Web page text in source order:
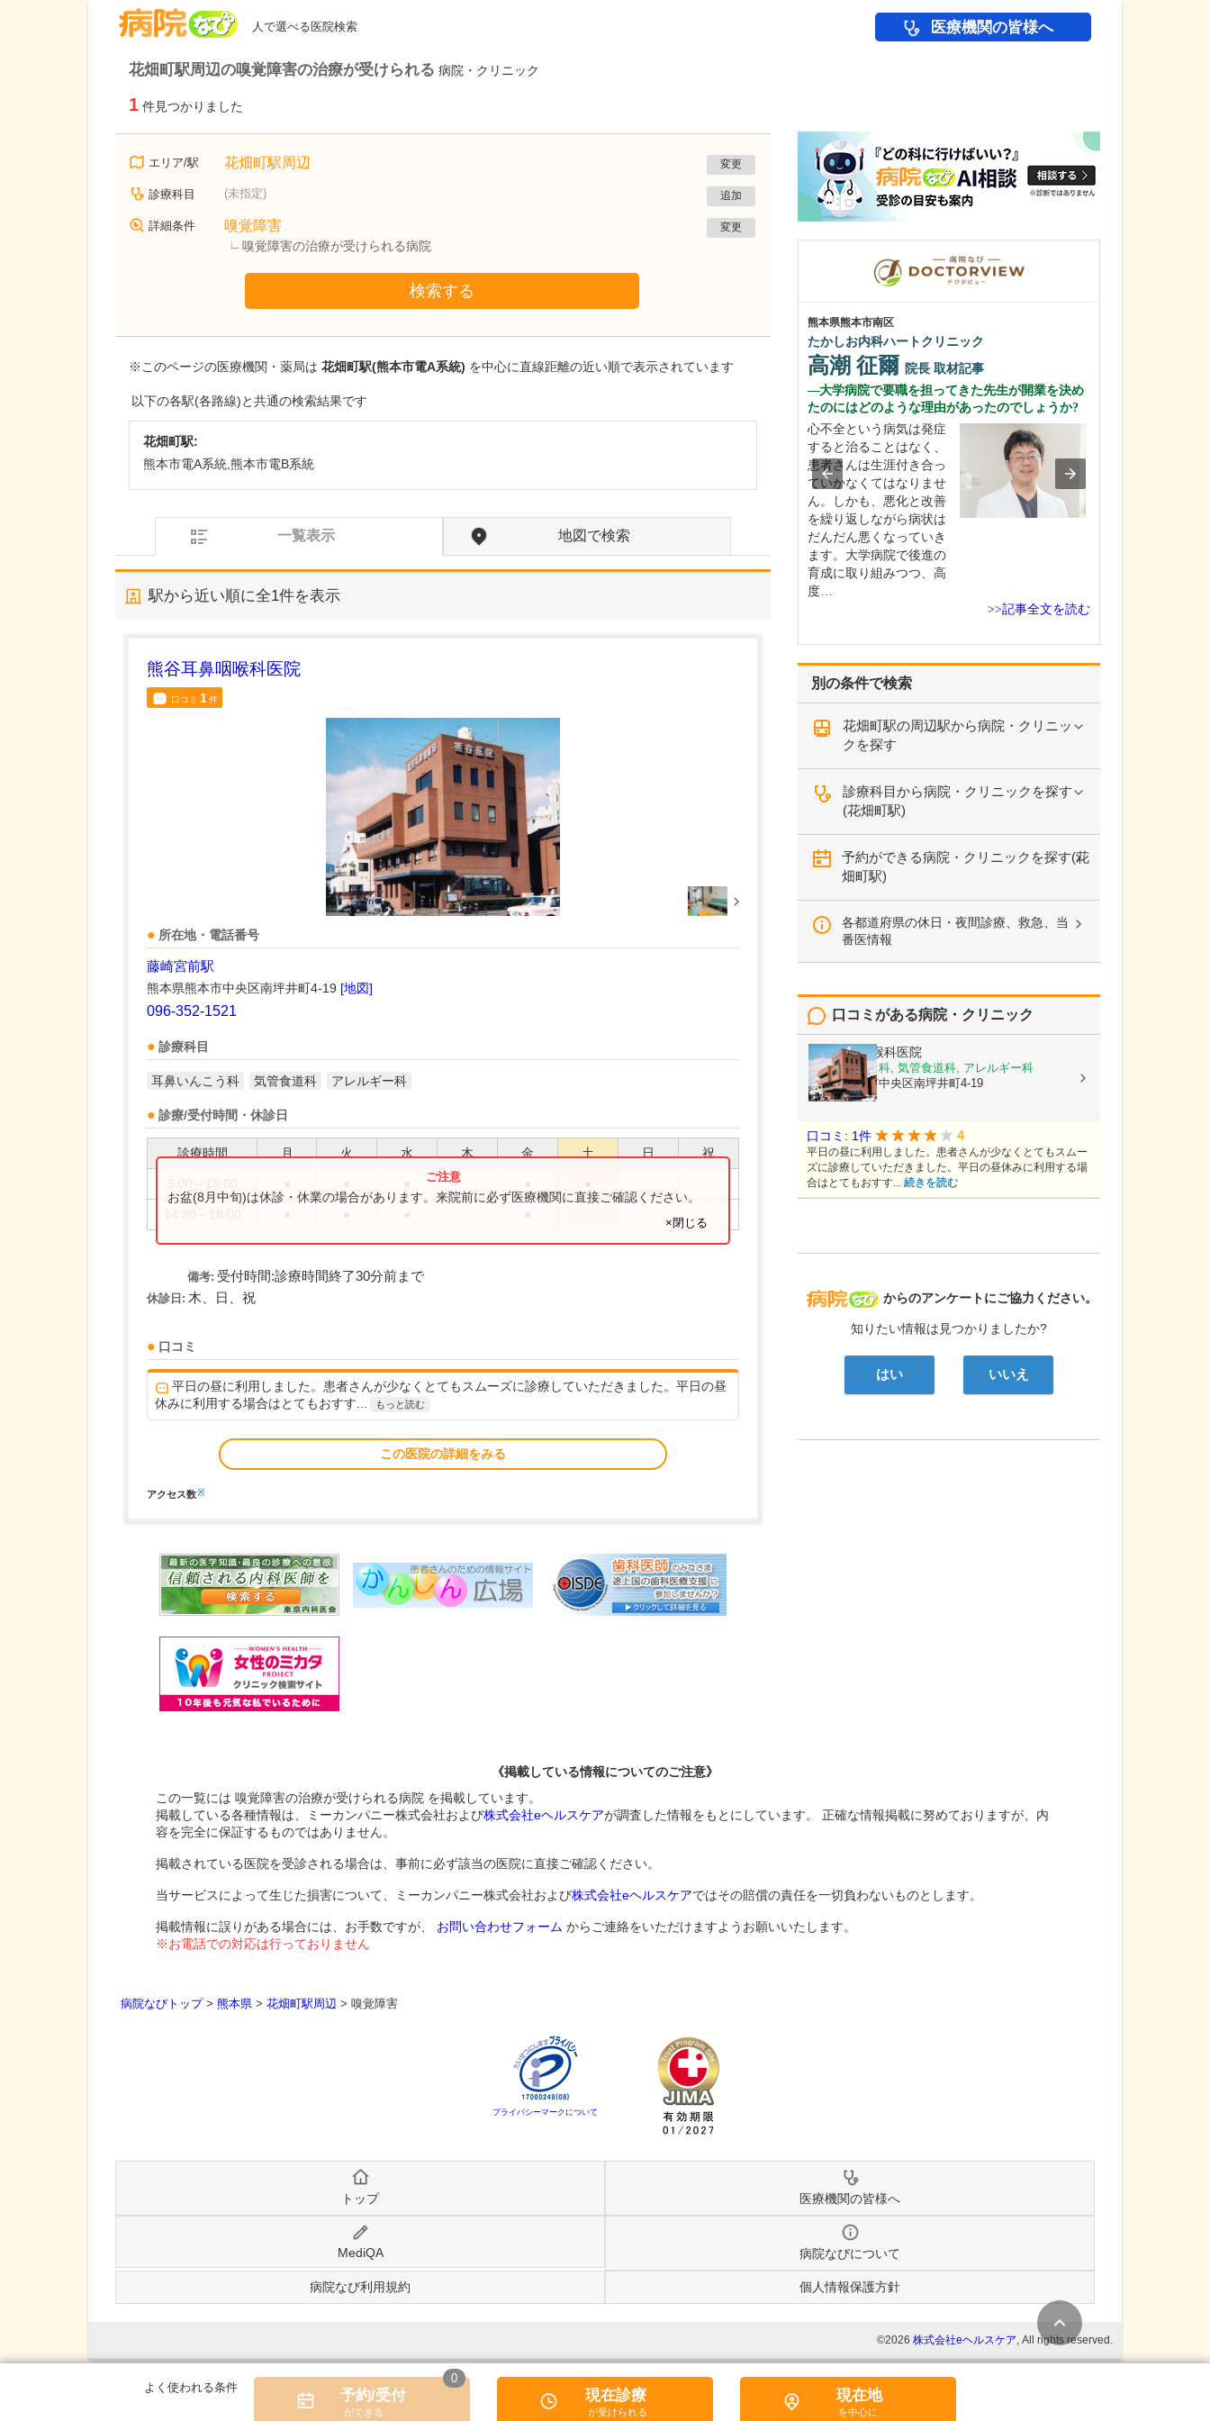
人で選べる医院検索 医療機関の皆様へ
花畑町駅周辺の嗅覚障害の治療が受けられる 病院・クリニック
1 件見つかりました
エリア/駅 花畑町駅周辺 変更
診療科目 (未指定) 追加
詳細条件 嗅覚障害
嗅覚障害の治療が受けられる病院
変更
検索する
※このページの医療機関・薬局は 花畑町駅(熊本市電A系統) を中心に直線距離の近い順で表示されています
以下の各駅(各路線)と共通の検索結果です
花畑町駅:
熊本市電A系統,熊本市電B系統
一覧表示 地図で検索
駅から近い順に全1件を表示
熊谷耳鼻咽喉科医院
口コミ 1件
所在地・電話番号
藤崎宮前駅
熊本県熊本市中央区南坪井町4-19 [地図]
096-352-1521
診療科目
耳鼻いんこう科 気管食道科 アレルギー科
診療/受付時間・休診日
診療時間 月 火 水 木 金 土 日 祝
お盆(8月中旬)は休診・休業の場合があります。来院前に必ず医療機関に直接ご確認ください。
×閉じる
備考: 受付時間:診療時間終了30分前まで
休診日: 木、日、祝
口コミ
平日の昼に利用しました。患者さんが少なくとてもスムーズに診療していただきました。平日の昼
休みに利用する場合はとてもおすす...
もっと読む
この医院の詳細をみる
アクセス数※
別の条件で検索
花畑町駅の周辺駅から病院・クリニッ
クを探す
診療科目から病院・クリニックを探す
(花畑町駅)
予約ができる病院・クリニックを探す(花
畑町駅)
各都道府県の休日・夜間診療、救急、当
番医情報
病院なび
からのアンケートにご協力ください。
知りたい情報は見つかりましたか?
はい いいえ
口コミがある病院・クリニック
熊谷耳鼻咽喉科医院
耳鼻いんこう科, 気管食道科, アレルギー科
熊本県熊本市中央区南坪井町4-19
口コミ: 1件 4
平日の昼に利用しました。患者さんが少なくとてもスムー
ズに診療していただきました。平日の昼休みに利用する場
合はとてもおすす... 続きを読む
熊本県熊本市南区
たかしお内科ハートクリニック
高潮 征爾 院長 取材記事
大学病院で要職を担ってきた先生が開業を決め
たのにはどのような理由があったのでしょうか?
心不全という病気は発症
すると治ることはなく、
患者さんは生涯付き合っ
ていかなくてはなりませ
ん。しかも、悪化と改善
を繰り返しながら病状は
だんだん悪くなっていき
ます。大学病院で後進の
育成に取り組みつつ、高
度…
>>記事全文を読む
啓愛クリニック
柿 音高院長取材記事
を掲げました。患者さん
が納得・信頼できる医療
の提供、この想いは今も
変わっていません。おか
《掲載している情報についてのご注意》
この一覧には 嗅覚障害の治療が受けられる病院 を掲載しています。
掲載している各種情報は、ミーカンパニー株式会社および株式会社eヘルスケアが調査した情報をもとにしています。 正確な情報掲載に努めておりますが、内
容を完全に保証するものではありません。
掲載されている医院を受診される場合は、事前に必ず該当の医院に直接ご確認ください。
当サービスによって生じた損害について、ミーカンパニー株式会社および株式会社eヘルスケアではその賠償の責任を一切負わないものとします。
掲載情報に誤りがある場合には、お手数ですが、 お問い合わせフォーム からご連絡をいただけますようお願いいたします。
※お電話での対応は行っておりません
病院なびトップ> 熊本県 > 花畑町駅周辺 > 嗅覚障害
プライバシーマークについて
トップ 医療機関の皆様へ
MediQA 病院なびについて
病院なび利用規約 個人情報保護方針
©2026 株式会社eヘルスケア, All rights reserved.
予約/受付
0
現在診療 現在地